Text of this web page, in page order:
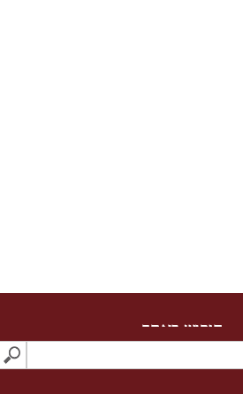
חיפוש באתר